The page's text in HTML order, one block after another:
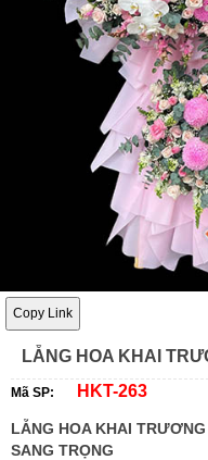
Copy Link
LẴNG HOA KHAI
Mã SP: HKT-263
LẴNG HOA KHAI
SANG TRỌNG